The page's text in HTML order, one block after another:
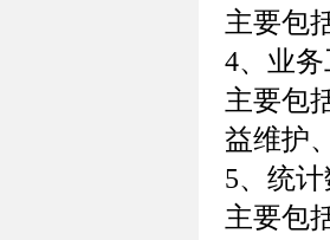
主要包
4、 业
主要包
益维护
5、统
主要包